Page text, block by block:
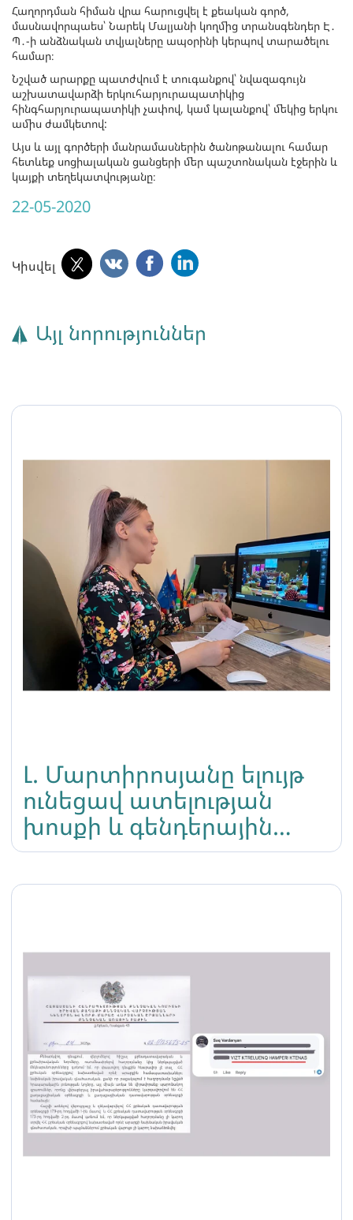
Հաղորդման հիման վրա հարուցվել է քեական գործ,
մասնավորպաես՝ Նարեկ Մալյանի կողմից տրանսգենդեր Է․
Պ․-ի անձնական տվյալները ապօրինի կերպով տարածելու
համար։
Նշված արարքը պատժվում է տուգանքով՝ նվազագույն
աշխատավարձի երկուհարյուրապատիկից
հինգհարյուրապատիկի չափով, կամ կալանքով՝ մեկից երկու
ամիս ժամկետով:
Այս և այլ գործերի մանրամասներին ծանոթանալու համար
հետևեք սոցիալական ցանցերի մեր պաշտոնական էջերին և
կայքի տեղեկատվությանը։
22-05-2020
Կիսվել
Այլ նորություններ
Լ. Մարտիրոսյանը ելույթ
ունեցավ ատելության
խոսքի և գենդերային
հիմքով
հանցագործությունների